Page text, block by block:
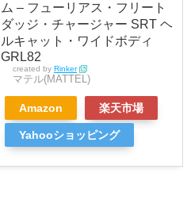
ム – フューリアス・フリート
ダッジ・チャージャー SRT ヘ
ルキャット・ワイドボディ
GRL82
created by Rinker
マテル(MATTEL)
Amazon 楽天市場
Yahooショッピング